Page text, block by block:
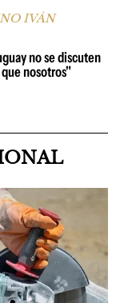
IVÁN
no se discuten
nosotros"